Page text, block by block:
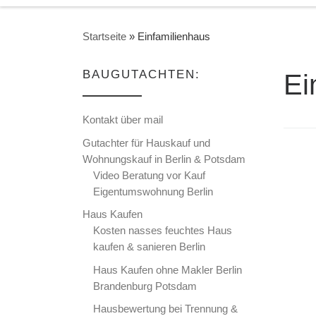
Startseite » Einfamilienhaus
BAUGUTACHTEN:
Kontakt über mail
Gutachter für Hauskauf und
Wohnungskauf in Berlin & Potsdam
Video Beratung vor Kauf
Eigentumswohnung Berlin
Haus Kaufen
Kosten nasses feuchtes Haus
kaufen & sanieren Berlin
Haus Kaufen ohne Makler Berlin
Brandenburg Potsdam
Hausbewertung bei Trennung &